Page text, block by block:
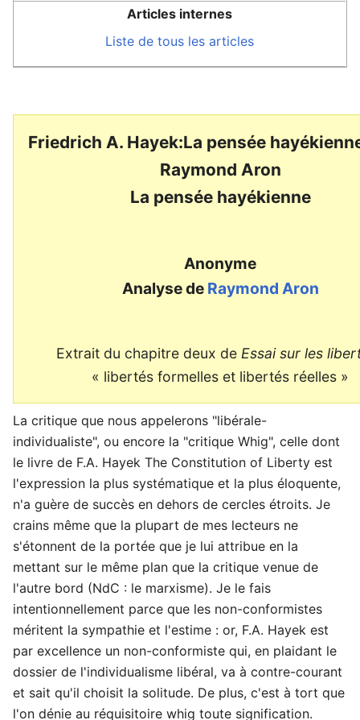
Articles internes
Liste de tous les articles
Friedrich A. Hayek:La pensée
Raymond Aron
La pensée hayékienne
Anonyme
Analyse de Raymond Aron
Extrait du chapitre deux de Essai sur les
« libertés formelles et libertés réelles »
La critique que nous appelerons "libérale-
individualiste", ou encore la "critique Whig", celle dont
le livre de F.A. Hayek The Constitution of Liberty est
l'expression la plus systématique et la plus éloquente,
n'a guère de succès en dehors de cercles étroits. Je
crains même que la plupart de mes lecteurs ne
s'étonnent de la portée que je lui attribue en la
mettant sur le même plan que la critique venue de
l'autre bord (NdC : le marxisme). Je le fais
intentionnellement parce que les non-conformistes
méritent la sympathie et l'estime : or, F.A. Hayek est
par excellence un non-conformiste qui, en plaidant le
dossier de l'individualisme libéral, va à contre-courant
et sait qu'il choisit la solitude. De plus, c'est à tort que
l'on dénie au réquisitoire whig toute signification.